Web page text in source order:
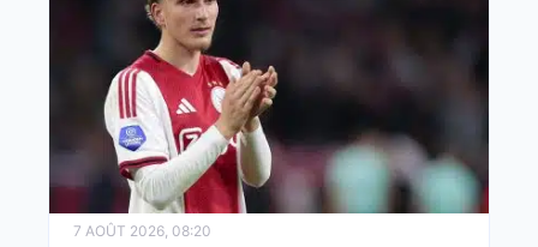
7 AOÛT 2026, 08:20